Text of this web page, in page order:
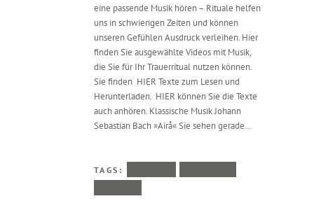
eine passende Musik hören – Rituale helfen
uns in schwierigen Zeiten und können
unseren Gefühlen Ausdruck verleihen. Hier
finden Sie ausgewählte Videos mit Musik,
die Sie für Ihr Trauerritual nutzen können.
Sie finden HIER Texte zum Lesen und
Herunterladen. HIER können Sie die Texte
auch anhören. Klassische Musik Johann
Sebastian Bach »Airå« Sie sehen gerade…
TAGS: